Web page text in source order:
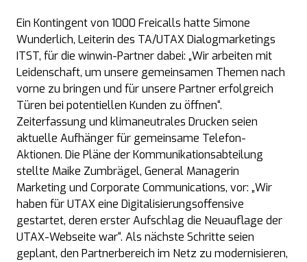
Ein Kontingent von 1000 Freicalls hatte Simone
Wunderlich, Leiterin des TA/UTAX Dialogmarketings
ITST, für die winwin-Partner dabei: „Wir arbeiten mit
Leidenschaft, um unsere gemeinsamen Themen nach
vorne zu bringen und für unsere Partner erfolgreich
Türen bei potentiellen Kunden zu öffnen“.
Zeiterfassung und klimaneutrales Drucken seien
aktuelle Aufhänger für gemeinsame Telefon-
Aktionen. Die Pläne der Kommunikationsabteilung
stellte Maike Zumbrägel, General Managerin
Marketing und Corporate Communications, vor: „Wir
haben für UTAX eine Digitalisierungsoffensive
gestartet, deren erster Aufschlag die Neuauflage der
UTAX-Webseite war“. Als nächste Schritte seien
geplant, den Partnerbereich im Netz zu modernisieren,